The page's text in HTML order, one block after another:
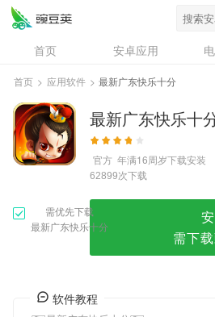
首页 安卓应用
资讯
专题
问答
首页 > 应用软件 > 最新广东快乐十分
最新广东快乐十
官方 年满16周岁下载安装
62899次下载
需优先下载
最新广东快乐十分
需下
软件教程